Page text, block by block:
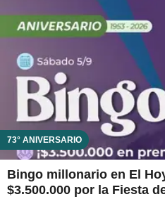
73° ANIVERSARIO
Bingo millonario en El
$3.500.000 por la Fiesta